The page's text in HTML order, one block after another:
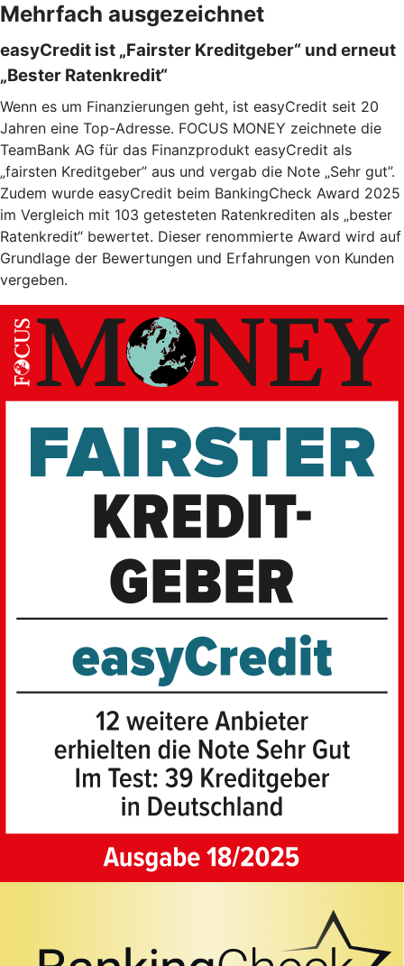
Mehrfach ausgezeichnet
easyCredit ist „Fairster Kreditgeber“ und erneut
„Bester Ratenkredit“
Wenn es um Finanzierungen geht, ist easyCredit seit 20
Jahren eine Top-Adresse. FOCUS MONEY zeichnete die
TeamBank AG für das Finanzprodukt easyCredit als
„fairsten Kreditgeber” aus und vergab die Note „Sehr gut”.
Zudem wurde easyCredit beim BankingCheck Award 2025
im Vergleich mit 103 getesteten Ratenkrediten als „bester
Ratenkredit“ bewertet. Dieser renommierte Award wird auf
Grundlage der Bewertungen und Erfahrungen von Kunden
vergeben.